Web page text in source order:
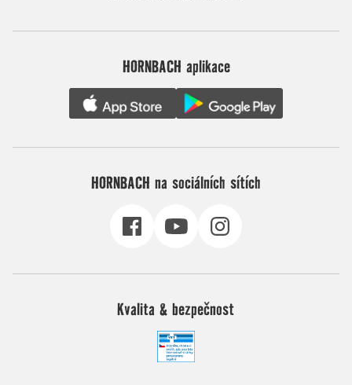
HORNBACH aplikace
HORNBACH na sociálních sítích
Kvalita & bezpečnost